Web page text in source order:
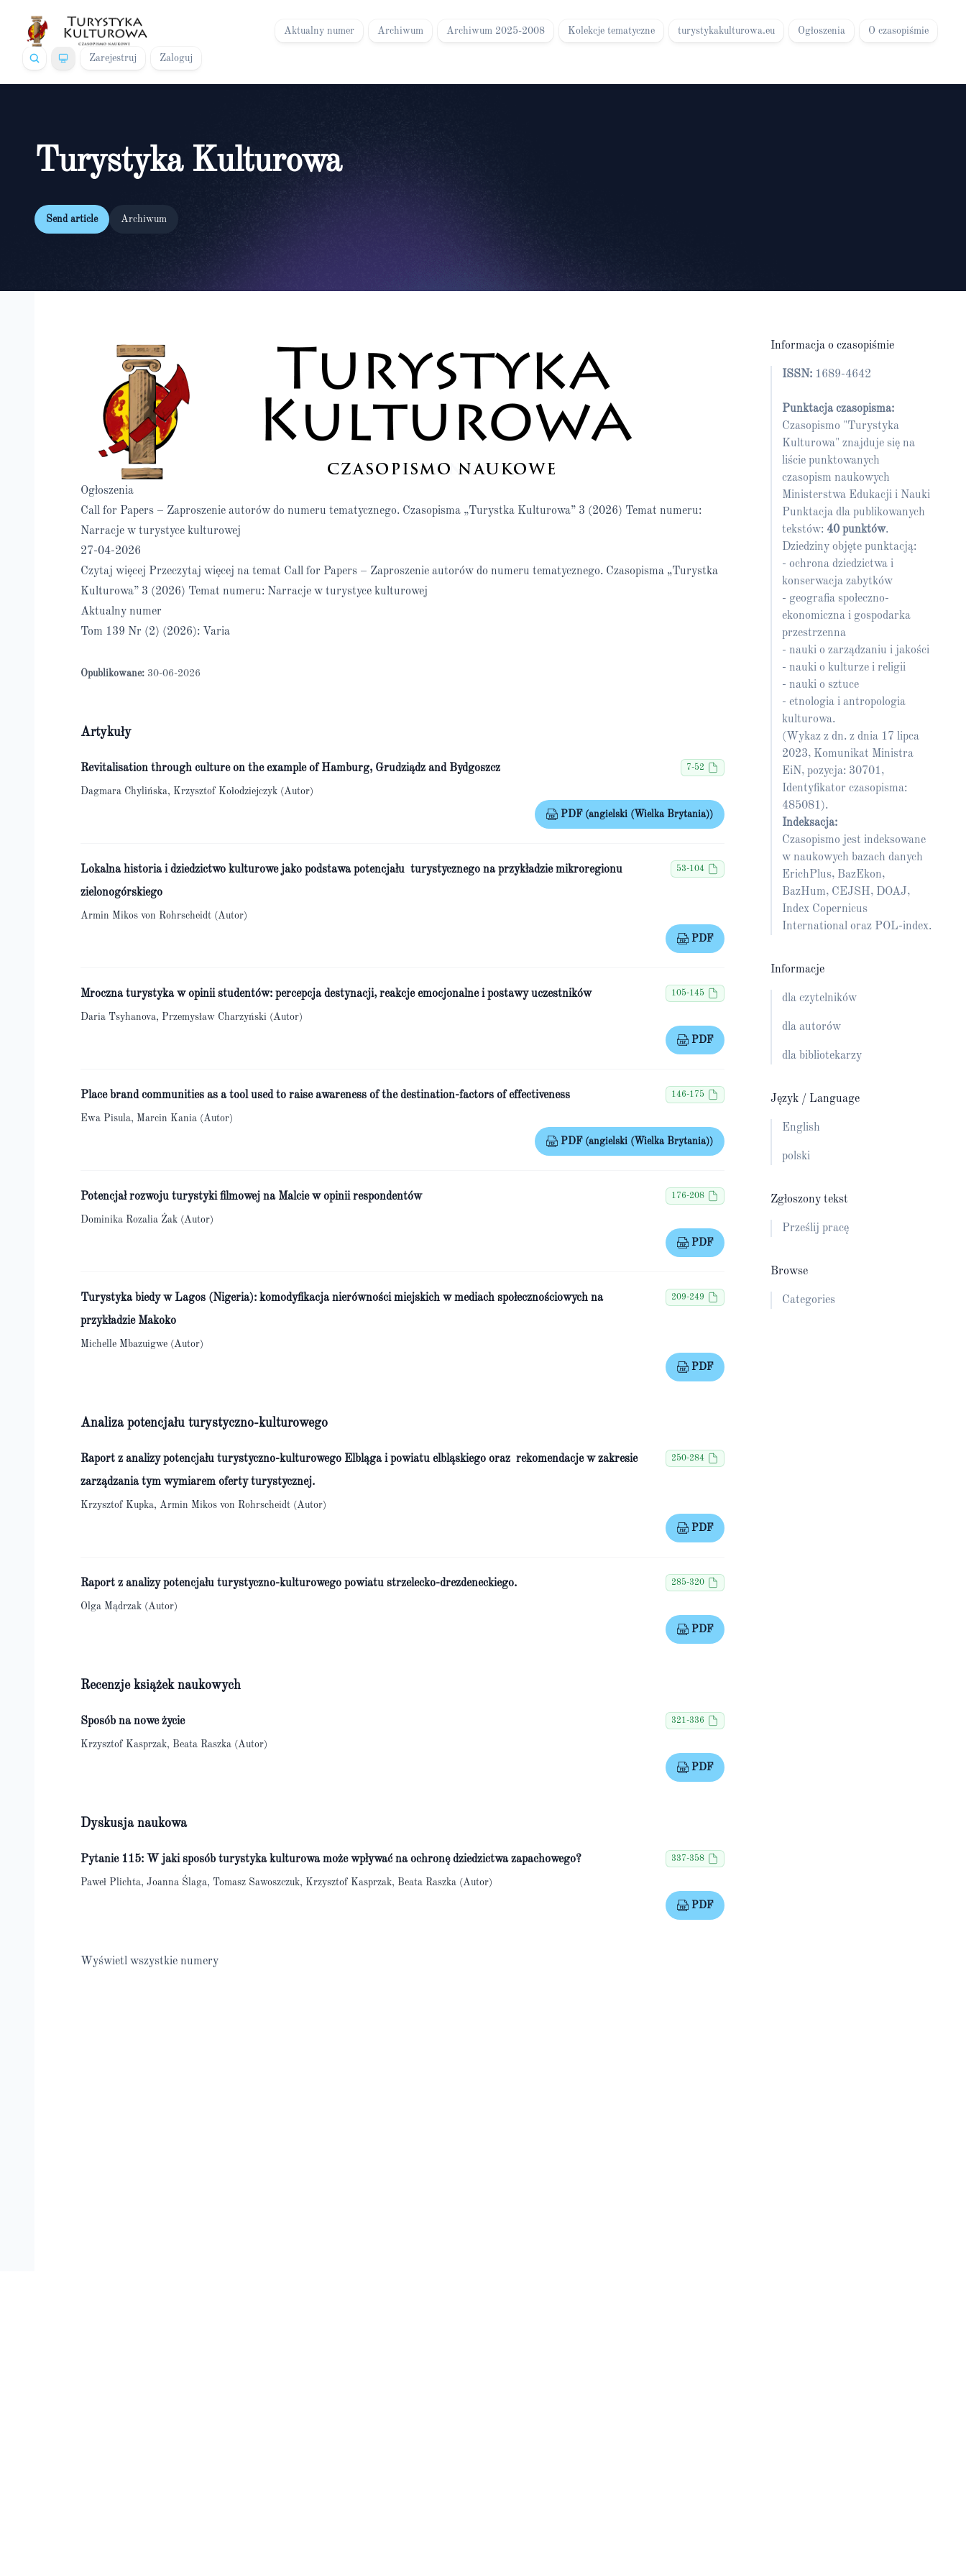
Aktualny numer Archiwum Archiwum 2025-2008 Kolekcje tematyczne turystykakulturowa.eu Ogłoszenia O czasopiśmie
Zarejestruj Zaloguj
Turystyka Kulturowa
Send article Archiwum
Ogłoszenia
Call for Papers – Zaproszenie autorów do numeru tematycznego. Czasopisma „Turystka Kulturowa” 3 (2026) Temat numeru:
Narracje w turystyce kulturowej
27-04-2026
Czytaj więcej Przeczytaj więcej na temat Call for Papers – Zaproszenie autorów do numeru tematycznego. Czasopisma „Turystka
Kulturowa” 3 (2026) Temat numeru: Narracje w turystyce kulturowej
Aktualny numer
Tom 139 Nr (2) (2026): Varia
Opublikowane: 30-06-2026
Artykuły
Revitalisation through culture on the example of Hamburg, Grudziądz and Bydgoszcz 7-52
Dagmara Chylińska, Krzysztof Kołodziejczyk (Autor)
PDF (angielski (Wielka Brytania))
Lokalna historia i dziedzictwo kulturowe jako podstawa potencjału turystycznego na przykładzie mikroregionu
zielonogórskiego
53-104
Armin Mikos von Rohrscheidt (Autor)
PDF
Mroczna turystyka w opinii studentów: percepcja destynacji, reakcje emocjonalne i postawy uczestników 105-145
Daria Tsyhanova, Przemysław Charzyński (Autor)
PDF
Place brand communities as a tool used to raise awareness of the destination-factors of effectiveness 146-175
Ewa Pisula, Marcin Kania (Autor)
PDF (angielski (Wielka Brytania))
Potencjał rozwoju turystyki filmowej na Malcie w opinii respondentów 176-208
Dominika Rozalia Żak (Autor)
PDF
Turystyka biedy w Lagos (Nigeria): komodyfikacja nierówności miejskich w mediach społecznościowych na
przykładzie Makoko
209-249
Michelle Mbazuigwe (Autor)
PDF
Analiza potencjału turystyczno-kulturowego
Raport z analizy potencjału turystyczno-kulturowego Elbląga i powiatu elbląskiego oraz rekomendacje w zakresie
zarządzania tym wymiarem oferty turystycznej.
250-284
Krzysztof Kupka, Armin Mikos von Rohrscheidt (Autor)
PDF
Raport z analizy potencjału turystyczno-kulturowego powiatu strzelecko-drezdeneckiego. 285-320
Olga Mądrzak (Autor)
PDF
Recenzje książek naukowych
Sposób na nowe życie 321-336
Krzysztof Kasprzak, Beata Raszka (Autor)
PDF
Dyskusja naukowa
Pytanie 115: W jaki sposób turystyka kulturowa może wpływać na ochronę dziedzictwa zapachowego? 337-358
Paweł Plichta, Joanna Ślaga, Tomasz Sawoszczuk, Krzysztof Kasprzak, Beata Raszka (Autor)
PDF
Wyświetl wszystkie numery
Informacja o czasopiśmie
ISSN: 1689-4642
Punktacja czasopisma:
Czasopismo "Turystyka
Kulturowa" znajduje się na
liście punktowanych
czasopism naukowych
Ministerstwa Edukacji i Nauki
Punktacja dla publikowanych
tekstów: 40 punktów.
Dziedziny objęte punktacją:
- ochrona dziedzictwa i
konserwacja zabytków
- geografia społeczno-
ekonomiczna i gospodarka
przestrzenna
- nauki o zarządzaniu i jakości
- nauki o kulturze i religii
- nauki o sztuce
- etnologia i antropologia
kulturowa.
(Wykaz z dn. z dnia 17 lipca
2023, Komunikat Ministra
EiN, pozycja: 30701,
Identyfikator czasopisma:
485081).
Indeksacja:
Czasopismo jest indeksowane
w naukowych bazach danych
ErichPlus, BazEkon,
BazHum, CEJSH, DOAJ,
Index Copernicus
International oraz POL-index.
Informacje
dla czytelników
dla autorów
dla bibliotekarzy
Język / Language
English
polski
Zgłoszony tekst
Prześlij pracę
Browse
Categories